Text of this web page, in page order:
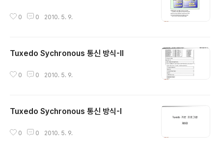
0 0 2010. 5. 9.
Tuxedo Sychronous 통신 방식-II
0 0 2010. 5. 9.
Tuxedo Sychronous 통신 방식-I
0 0 2010. 5. 9.